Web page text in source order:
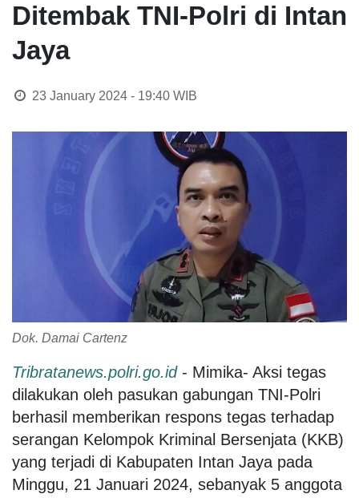
Ditembak TNI-Polri di Intan
Jaya
23 January 2024 - 19:40WIB
Dok. Damai Cartenz
Tribratanews.polri.go.id - Mimika- Aksi tegas
dilakukan oleh pasukan gabungan TNI-Polri
berhasil memberikan respons tegas terhadap
serangan Kelompok Kriminal Bersenjata (KKB)
yang terjadi di Kabupaten Intan Jaya pada
Minggu, 21 Januari 2024, sebanyak 5 anggota